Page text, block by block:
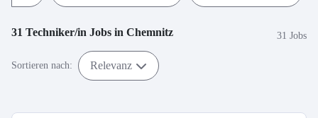
31 Techniker/in Jobs in Chemnitz 31 Jobs
Sortieren nach: Relevanz